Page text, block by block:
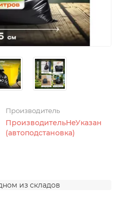
Производитель
ПроизводительНеУказан
(автоподстановка)
из складов